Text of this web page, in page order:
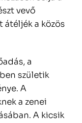
vevő
átéljék a közös
a
születik
A
a zenei
A kicsik